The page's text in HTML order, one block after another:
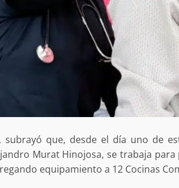
subrayó que, desde el día uno de
Murat Hinojosa, se trabaja
equipamiento a 12 Cocinas
denuncia ciudadana
admin 16 julio 2026
operativos aéreos en la
para reforzar la
búsqueda de persona